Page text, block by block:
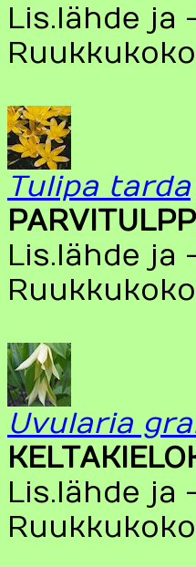
Lis.lähde ja
Tulipa tarda
Lis.lähde ja
Uvularia
Lis.lähde ja